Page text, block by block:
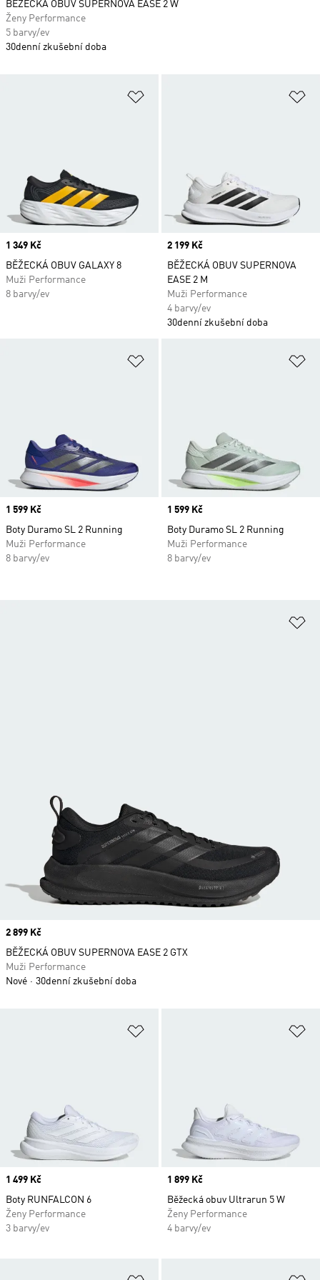
Price
1 349 Kč
BĚŽECKÁ OBUV GALAXY 8
Muži Performance
8 barvy/ev
Price
2 199 Kč
BĚŽECKÁ OBUV SUPERNOVA
EASE 2 M
Muži Performance
4 barvy/ev
30denní zkušební doba
Price
1 599 Kč
Boty Duramo SL 2 Running
Muži Performance
8 barvy/ev
Price
1 599 Kč
Boty Duramo SL 2 Running
Muži Performance
8 barvy/ev
Price
1 499 Kč
Boty RUNFALCON 6
Ženy Performance
3 barvy/ev
Price
1 899 Kč
Běžecká obuv Ultrarun 5 W
Ženy Performance
4 barvy/ev
Price
2 899 Kč
BĚŽECKÁ OBUV SUPERNOVA EASE 2 GTX
Muži Performance
Nové
30denní zkušební doba
BĚŽECKÁ OBUV SUPERNOVA EASE 2 W
Ženy Performance
5 barvy/ev
30denní zkušební doba